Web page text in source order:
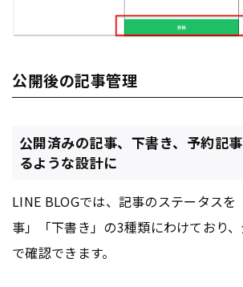
公開後の記事管理
公開済みの記事、下書き、予約記
るような設計に
LINE BLOGでは、記事のステータスを
事」「下書き」の3種類にわけており
で確認できます。